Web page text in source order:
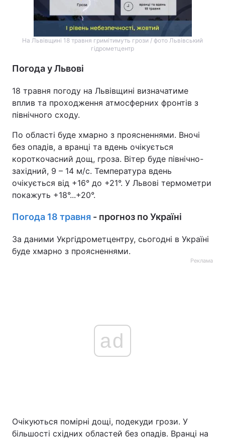
На Львівщині 18 травня гримітимуть грози / фото Львівський
гідрометцентр
Погода у Львові
18 травня погоду на Львівщині визначатиме
вплив та проходження атмосферних фронтів з
північного сходу.
По області буде хмарно з проясненнями. Вночі
без опадів, а вранці та вдень очікується
короткочасний дощ, гроза. Вітер буде північно-
західний, 9 – 14 м/с. Температура вдень
очікується від +16° до +21°. У Львові термометри
покажуть +18°...+20°.
Погода 18 травня - прогноз по Україні
За даними Укргідрометцентру, сьогодні в Україні
буде хмарно з проясненнями.
Реклама
ad
Очікуються помірні дощі, подекуди грози. У
більшості східних областей без опадів. Вранці на